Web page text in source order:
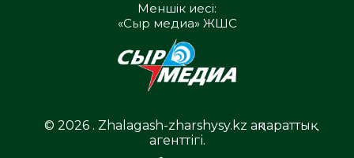
Меншік иесі:
«Сыр медиа» ЖШС
© 2026 . Zhalagash-zharshysy.kz ақпараттық
агенттігі.